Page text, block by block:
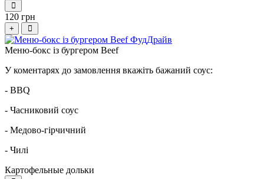
120 грн
+
Меню-бокс із бургером Beef
У коментарях до замовлення вкажіть бажаний соус:
- BBQ
- Часниковий соус
- Медово-гірчичний
- Чилі
Картофельные дольки